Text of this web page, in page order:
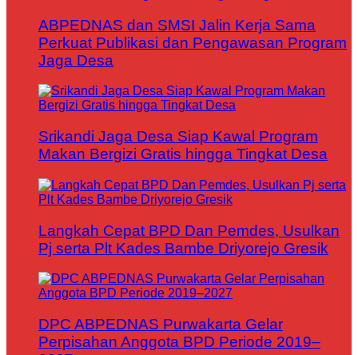
ABPEDNAS dan SMSI Jalin Kerja Sama
Perkuat Publikasi dan Pengawasan Program
Jaga Desa
Srikandi Jaga Desa Siap Kawal Program
Makan Bergizi Gratis hingga Tingkat Desa
Langkah Cepat BPD Dan Pemdes, Usulkan
Pj serta Plt Kades Bambe Driyorejo Gresik
DPC ABPEDNAS Purwakarta Gelar
Perpisahan Anggota BPD Periode 2019–